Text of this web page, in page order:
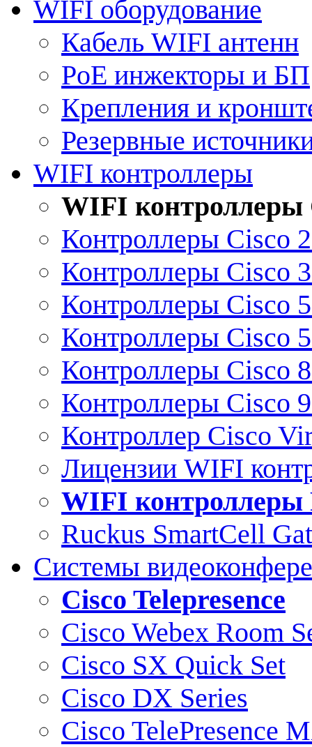
WIFI оборудование
Кабель WIFI антенн
PoE инжекторы и БП
Крепления и
Резервные
WIFI контроллеры
WIFI контроллеры
Контроллеры Cisco
Контроллеры Cisco
Контроллеры Cisco
Контроллеры Cisco
Контроллеры Cisco
Контроллеры Cisco
Контроллер Cisco
Лицензии WIFI
WIFI контроллеры
Ruckus SmartCell
Системы
Cisco Telepresence
Cisco Webex Room
Cisco SX Quick Set
Cisco DX Series
Cisco TelePresence